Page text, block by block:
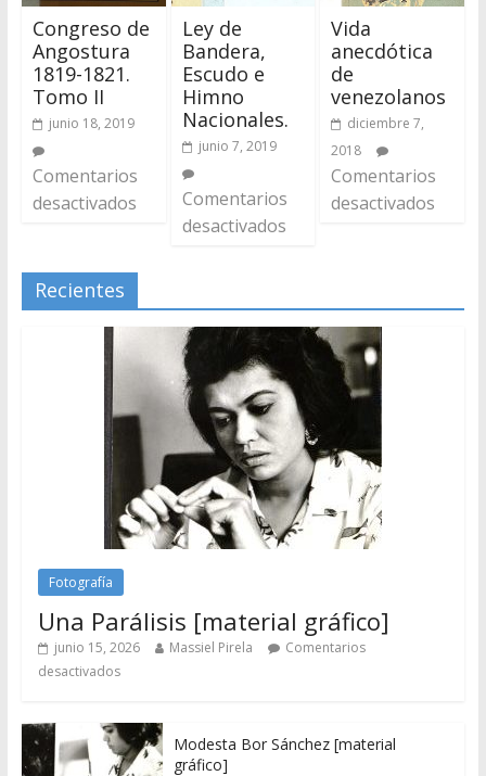
Congreso de
Angostura
1819-1821.
Tomo II
junio 18, 2019
Comentarios
desactivados
Ley de
Bandera,
Escudo e
Himno
Nacionales.
junio 7, 2019
Comentarios
desactivados
Vida
anecdótica
de
venezolanos
diciembre 7,
2018
Comentarios
desactivados
Recientes
Fotografía
Una Parálisis [material gráfico]
junio 15, 2026 Massiel Pirela
Comentarios
desactivados
Modesta Bor Sánchez [material
gráfico]